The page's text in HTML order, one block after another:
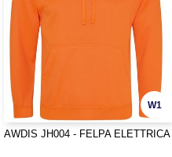
W1
AWDIS JH004 - FELPA ELETTRICA